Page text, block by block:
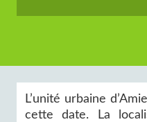
L’unité urbaine
cette date. La